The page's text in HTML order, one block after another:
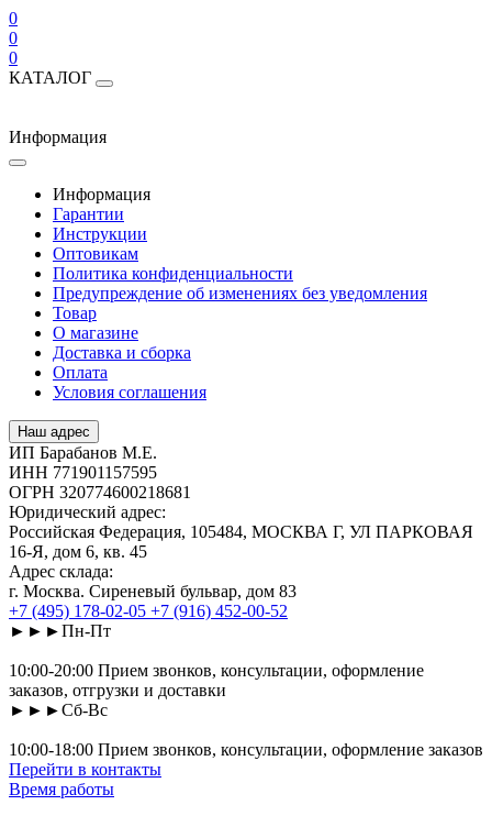
0
0
0
КАТАЛОГ
Информация
Информация
Гарантии
Инструкции
Оптовикам
Политика конфиденциальности
Предупреждение об изменениях без уведомления
Товар
О магазине
Доставка и сборка
Оплата
Условия соглашения
Наш адрес
ИП Барабанов М.Е.
ИНН 771901157595
ОГРН 320774600218681
Юридический адрес:
Российская Федерация, 105484, МОСКВА Г, УЛ ПАРКОВАЯ
16-Я, дом 6, кв. 45
Адрес склада:
г. Москва. Сиреневый бульвар, дом 83
+7 (495) 178-02-05 +7 (916) 452-00-52
►►►Пн-Пт
10:00-20:00 Прием звонков, консультации, оформление
заказов, отгрузки и доставки
►►►Сб-Вс
10:00-18:00 Прием звонков, консультации, оформление заказов
Перейти в контакты
Время работы